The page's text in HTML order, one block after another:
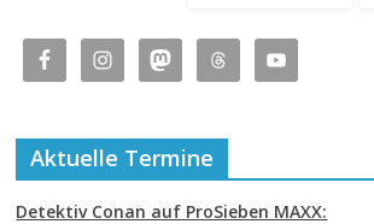
Aktuelle Termine
Detektiv Conan auf ProSieben MAXX: